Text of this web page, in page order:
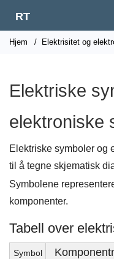
RT
Hjem / Elektrisitet og
Elektriske
elektroniske
Elektriske symboler og
til å tegne skjematisk
Symbolene
komponenter.
Tabell over
Symbol